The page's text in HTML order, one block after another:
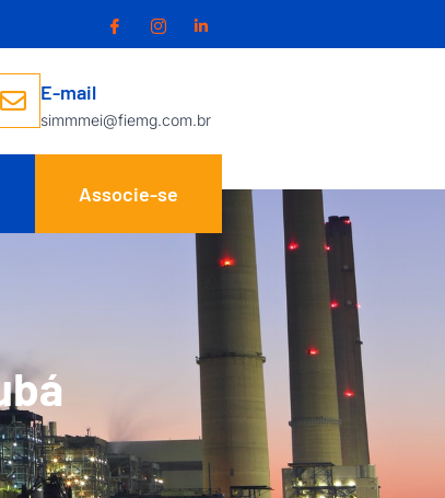
E-mail
simmmei@fiemg.com.br
Associe-se